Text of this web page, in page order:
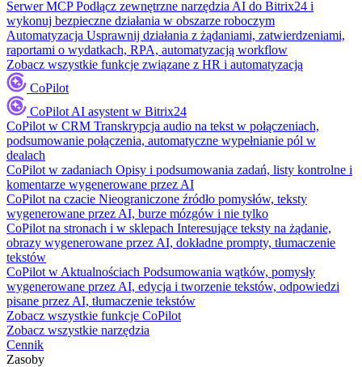
Serwer MCP Podłącz zewnętrzne narzędzia AI do Bitrix24 i
wykonuj bezpieczne działania w obszarze roboczym
Automatyzacja Usprawnij działania z żądaniami, zatwierdzeniami,
raportami o wydatkach, RPA, automatyzacją workflow
Zobacz wszystkie funkcje związane z HR i automatyzacją
CoPilot
CoPilot AI asystent w Bitrix24
CoPilot w CRM Transkrypcja audio na tekst w połączeniach,
podsumowanie połączenia, automatyczne wypełnianie pól w
dealach
CoPilot w zadaniach Opisy i podsumowania zadań, listy kontrolne i
komentarze wygenerowane przez AI
CoPilot na czacie Nieograniczone źródło pomysłów, teksty
wygenerowane przez AI, burze mózgów i nie tylko
CoPilot na stronach i w sklepach Interesujące teksty na żądanie,
obrazy wygenerowane przez AI, dokładne prompty, tłumaczenie
tekstów
CoPilot w Aktualnościach Podsumowania wątków, pomysły
wygenerowane przez AI, edycja i tworzenie tekstów, odpowiedzi
pisane przez AI, tłumaczenie tekstów
Zobacz wszystkie funkcje CoPilot
Zobacz wszystkie narzędzia
Cennik
Zasoby